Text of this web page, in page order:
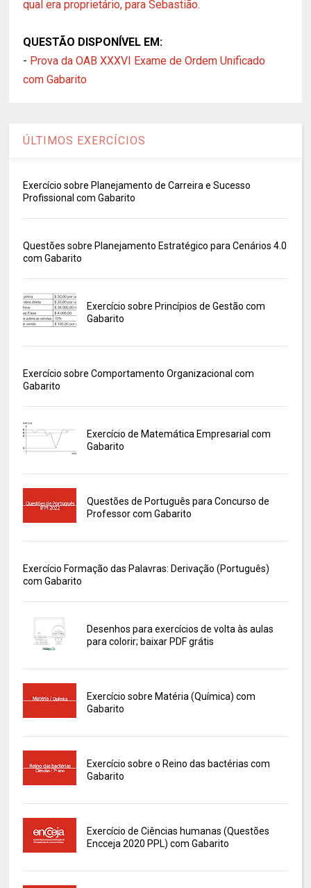
qual era proprietário, para Sebastião.
QUESTÃO DISPONÍVEL EM:
- Prova da OAB XXXVI Exame de Ordem Unificado
com Gabarito
ÚLTIMOS EXERCÍCIOS
Exercício sobre Planejamento de Carreira e Sucesso
Profissional com Gabarito
Questões sobre Planejamento Estratégico para Cenários 4.0
com Gabarito
Exercício sobre Princípios de Gestão com
Gabarito
Exercício sobre Comportamento Organizacional com
Gabarito
Exercício de Matemática Empresarial com
Gabarito
Questões de Português para Concurso de
Professor com Gabarito
Exercício Formação das Palavras: Derivação (Português)
com Gabarito
Desenhos para exercícios de volta às aulas
para colorir; baixar PDF grátis
Exercício sobre Matéria (Química) com
Gabarito
Exercício sobre o Reino das bactérias com
Gabarito
Exercício de Ciências humanas (Questões
Encceja 2020 PPL) com Gabarito